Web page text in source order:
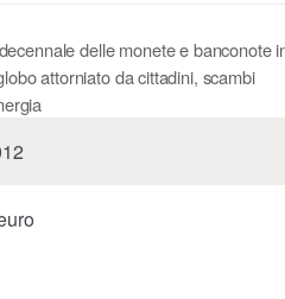
delle monete e banconote
attorniato da cittadini, scambi